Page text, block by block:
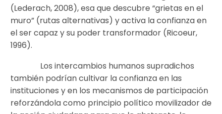
(Lederach, 2008), esa que descubre “grietas en el
muro” (rutas alternativas) y activa la confianza en
el ser capaz y su poder transformador (Ricoeur,
1996).
Los intercambios humanos supradichos
también podrían cultivar la confianza en las
instituciones y en los mecanismos de participación
reforzándola como principio político movilizador de